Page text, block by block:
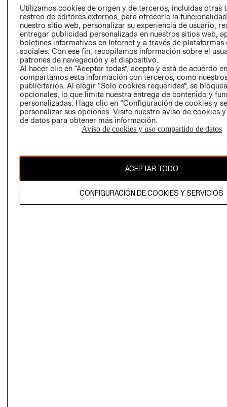
AVISO DE
PRIVACIDAD
GIFT CARD
AVISO DE
COOKIES
Uruguay ($U)
El contenido de esta página web está protegido por copyright y es
propiedad de H&M Hennes & Mauritz AB.
Utilizamos cookies de origen y de terceros, incluidas otras
rastreo de editores externos, para ofrecerle la
nuestro sitio web, personalizar su experiencia de usuario,
entregar publicidad personalizada en nuestros sitios web,
boletines informativos en Internet y a través de plataformas
sociales. Con ese fin, recopilamos información sobre el
patrones de navegación y el dispositivo.
Al hacer clic en “Aceptar todas”, acepta y está de acuerdo
compartamos esta información con terceros, como
publicitarios. Al elegir “Solo cookies requeridas”, se
opcionales, lo que limita nuestra entrega de contenido y
personalizadas. Haga clic en “Configuración de cookies y
personalizar sus opciones. Visite nuestro aviso de cookies
de datos para obtener más información.
Aviso de cookies y uso compartido de datos
ACEPTAR TODO
CONFIGURACIÓN DE COOKIES Y SERVICIOS